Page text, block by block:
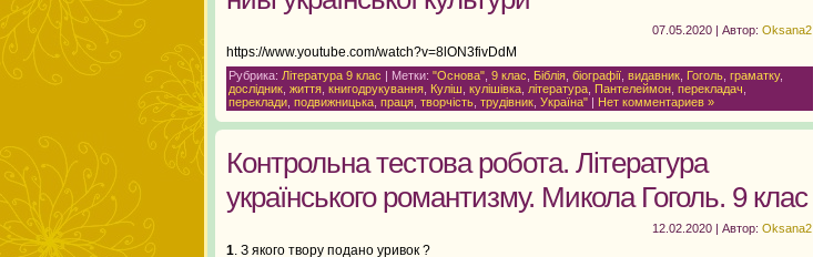
07.05.2020 | Автор: Oksana2
https://www.youtube.com/watch?v=8lON3fivDdM
Рубрика: Література 9 клас | Метки: "Основа" 9 клас Біблія біографії видавник Гоголь граматку,
дослідник життя книгодрукування Куліш кулішівка література Пантелеймон перекладач
переклади подвижницька праця творчість трудівник Україна" | Нет комментариев »
Контрольна тестова робота. Література
українського романтизму. Микола Гоголь. 9 клас
12.02.2020 | Автор: Oksana2
1. З якого твору подано уривок ?